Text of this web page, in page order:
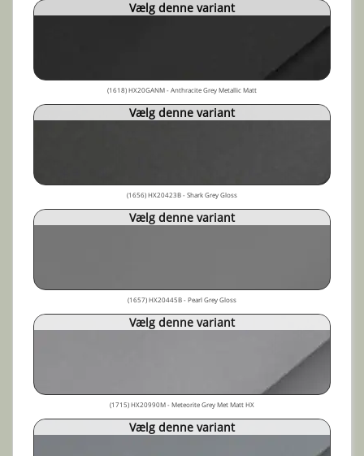
Vælg denne variant
(1618) HX20GANM - Anthracite Grey Metallic Matt
Vælg denne variant
(1656) HX20423B - Shark Grey Gloss
Vælg denne variant
(1657) HX20445B - Pearl Grey Gloss
Vælg denne variant
(1715) HX20990M - Meteorite Grey Met Matt HX
Vælg denne variant